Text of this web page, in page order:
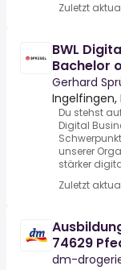
Zuletzt
BWL
Bachelor
Gerhard
Ingelfingen,
Du stehst
Digital
unserer
stärker
Zuletzt
74629
dm-